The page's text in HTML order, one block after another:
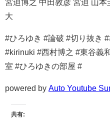
宮迫博之 中田敦彦 宮迫 山
大
#ひろゆき #論破 #切り抜き
#kirinuki #西村博之 #東谷義
室 #ひろゆきの部屋 #
powered by Auto Youtube
共有: